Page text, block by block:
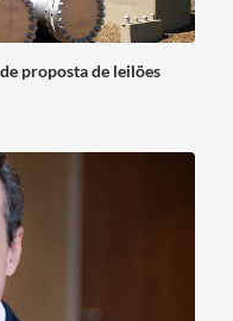
proposta de leilões